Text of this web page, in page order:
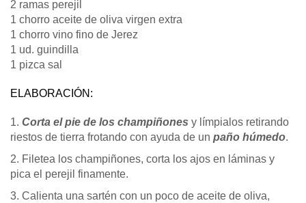
2 ramas perejil
1 chorro aceite de oliva virgen extra
1 chorro vino fino de Jerez
1 ud. guindilla
1 pizca sal
ELABORACIÓN:
1. Corta el pie de los champiñones y límpialos retirando
riestos de tierra frotando con ayuda de un paño húmedo.
2. Filetea los champiñones, corta los ajos en láminas y
pica el perejil finamente.
3. Calienta una sartén con un poco de aceite de oliva,